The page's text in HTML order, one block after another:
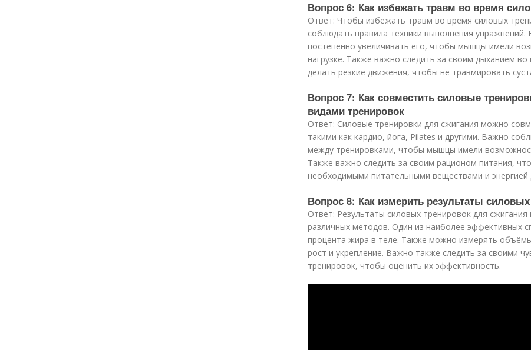
Вопрос 6: Как избежать травм во время
Ответ: Чтобы избежать травм во время силовых
соблюдать правила техники выполнения упражнений.
постепенно увеличивать его, чтобы мышцы имели
нагрузке. Также важно следить за своим дыханием
делать резкие движения, чтобы не травмировать
Вопрос 7: Как совместить силовые
видами тренировок
Ответ: Силовые тренировки для сжигания можно
такими как кардио, йога, Pilates и другими. Важно
между тренировками, чтобы мышцы имели
Также важно следить за своим рационом питания,
необходимыми питательными веществами и энергией
Вопрос 8: Как измерить результаты
Ответ: Результаты силовых тренировок для
различных методов. Один из наиболее эффективных
процента жира в теле. Также можно измерять
рост и укрепление. Важно также следить за своими
тренировок, чтобы оценить их эффективность.